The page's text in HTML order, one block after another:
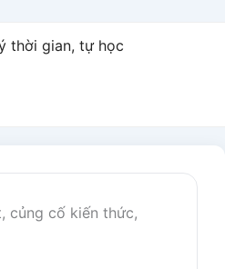
thời gian, tự học
củng cố kiến thức,